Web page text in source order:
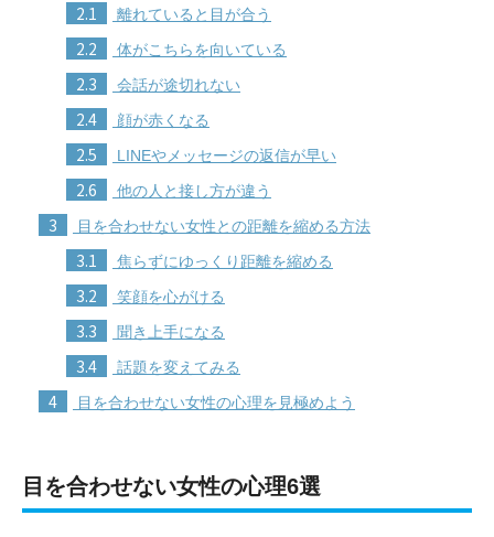
2.1 離れていると目が合う
2.2 体がこちらを向いている
2.3 会話が途切れない
2.4 顔が赤くなる
2.5 LINEやメッセージの返信が早い
2.6 他の人と接し方が違う
3 目を合わせない女性との距離を縮める方法
3.1 焦らずにゆっくり距離を縮める
3.2 笑顔を心がける
3.3 聞き上手になる
3.4 話題を変えてみる
4 目を合わせない女性の心理を見極めよう
目を合わせない女性の心理6選